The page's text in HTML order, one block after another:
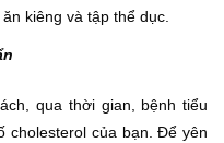
kiêng và tập thể dục.
qua thời gian, bệnh tiểu
cholesterol của bạn. Để yên